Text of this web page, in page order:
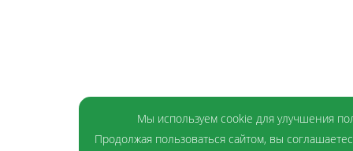
Мы используем cookie для улучшения
Продолжая пользоваться сайтом, вы